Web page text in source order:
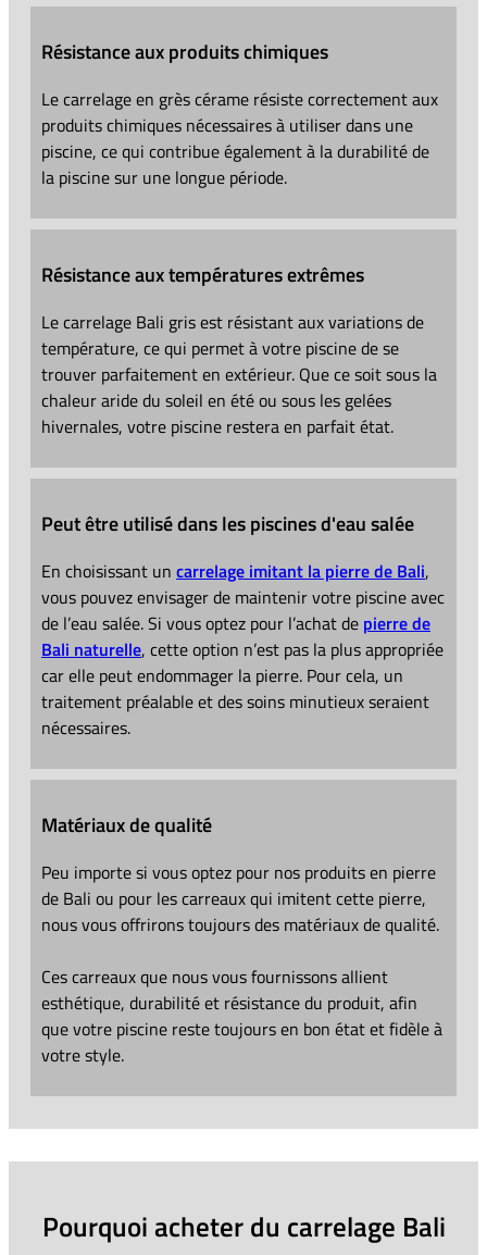
Résistance aux produits chimiques
Le carrelage en grès cérame résiste correctement aux
produits chimiques nécessaires à utiliser dans une
piscine, ce qui contribue également à la durabilité de
la piscine sur une longue période.
Résistance aux températures extrêmes
Le carrelage Bali gris est résistant aux variations de
température, ce qui permet à votre piscine de se
trouver parfaitement en extérieur. Que ce soit sous la
chaleur aride du soleil en été ou sous les gelées
hivernales, votre piscine restera en parfait état.
Peut être utilisé dans les piscines d'eau salée
En choisissant un carrelage imitant la pierre de Bali,
vous pouvez envisager de maintenir votre piscine avec
de l’eau salée. Si vous optez pour l’achat de pierre de
Bali naturelle, cette option n’est pas la plus appropriée
car elle peut endommager la pierre. Pour cela, un
traitement préalable et des soins minutieux seraient
nécessaires.
Matériaux de qualité
Peu importe si vous optez pour nos produits en pierre
de Bali ou pour les carreaux qui imitent cette pierre,
nous vous offrirons toujours des matériaux de qualité.
Ces carreaux que nous vous fournissons allient
esthétique, durabilité et résistance du produit, afin
que votre piscine reste toujours en bon état et fidèle à
votre style.
Pourquoi acheter du carrelage Bali